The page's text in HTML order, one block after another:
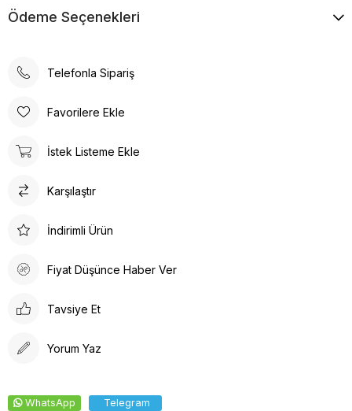
konforlu bir deneyim sunar. Kumaş renkleri canlı ve
yapısı, terletme yapmaz ve yaz-kış kullanım için idealdir.
bulacaksınız. Sağlığınız için en iyisi!
üründür.
Ödeme Seçenekleri
Telefonla Sipariş
Favorilere Ekle
İstek Listeme Ekle
Karşılaştır
İndirimli Ürün
Fiyat Düşünce Haber Ver
Tavsiye Et
Yorum Yaz
WhatsApp Telegram